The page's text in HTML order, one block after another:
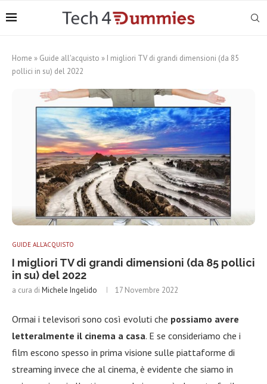
Home » Guide all'acquisto » I migliori TV di grandi dimensioni (da 85
pollici in su) del 2022
GUIDE ALL'ACQUISTO
I migliori TV di grandi dimensioni (da 85 pollici
in su) del 2022
a cura di Michele Ingelido 17 Novembre 2022
Ormai i televisori sono così evoluti che possiamo avere
letteralmente il cinema a casa. E se consideriamo che i
film escono spesso in prima visione sulle piattaforme di
streaming invece che al cinema, è evidente che siamo in